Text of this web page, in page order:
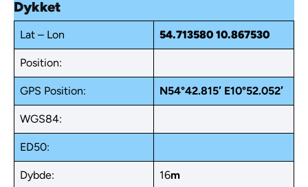
Dykket
Lat – Lon 54.713580 10.867530
Position:
GPS Position: N54°42.815′ E10°52.052′
WGS84:
ED50:
Dybde: 16m